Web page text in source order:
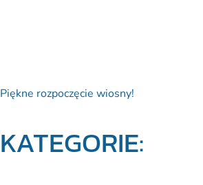
Piękne rozpoczęcie wiosny!
KATEGORIE: